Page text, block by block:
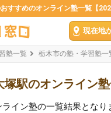
すすめのオンライン塾一覧【
現在地
塾一覧 栃木市の塾・学習塾一
塚駅のオンライン
イン塾の一覧結果となり